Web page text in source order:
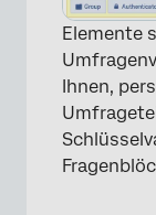
Elemente
Ihnen,